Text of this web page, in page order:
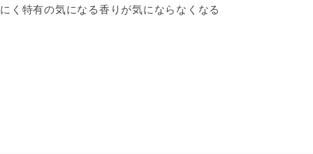
く特有の気になる香りが気にならなくなる